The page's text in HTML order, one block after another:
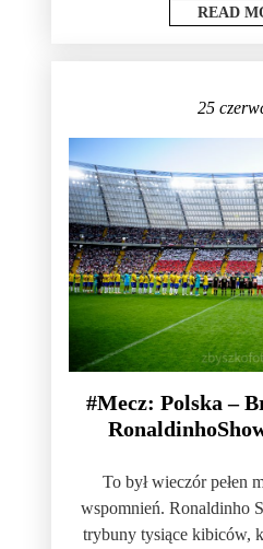
READ
25
#Mecz: Polska –
To był wieczór pełen
wspomnień. Ronaldinho
trybuny tysiące kibiców,